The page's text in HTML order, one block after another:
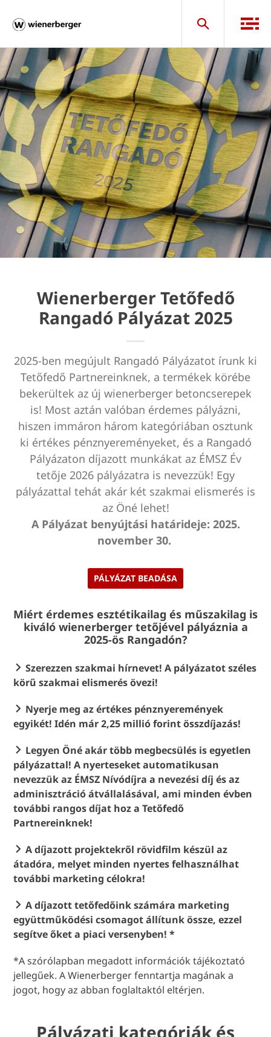
Wienerberger Tetőfedő
Rangadó Pályázat 2025
2025-ben megújult Rangadó Pályázatot írunk ki
Tetőfedő Partnereinknek, a termékek körébe
bekerültek az új wienerberger betoncserepek
is! Most aztán valóban érdemes pályázni,
hiszen immáron három kategóriában osztunk
ki értékes pénznyereményeket, és a Rangadó
Pályázaton díjazott munkákat az ÉMSZ Év
tetője 2026 pályázatra is nevezzük! Egy
pályázattal tehát akár két szakmai elismerés is
az Öné lehet!
A Pályázat benyújtási határideje: 2025.
november 30.
PÁLYÁZAT BEADÁSA
Miért érdemes esztétikailag és műszakilag is
kiváló wienerberger tetőjével pályáznia a
2025-ös Rangadón?
Szerezzen szakmai hírnevet! A pályázatot széles
körű szakmai elismerés övezi!
Nyerje meg az értékes pénznyeremények
egyikét! Idén már 2,25 millió forint összdíjazás!
Legyen Öné akár több megbecsülés is egyetlen
pályázattal! A nyerteseket automatikusan
nevezzük az ÉMSZ Nívódíjra a nevezési díj és az
adminisztráció átvállalásával, ami minden évben
további rangos díjat hoz a Tetőfedő
Partnereinknek!
A díjazott projektekről rövidfilm készül az
átadóra, melyet minden nyertes felhasználhat
további marketing célokra!
A díjazott tetőfedőink számára marketing
együttműködési csomagot állítunk össze, ezzel
segítve őket a piaci versenyben! *
*A szórólapban megadott információk tájékoztató
jellegűek. A Wienerberger fenntartja magának a
jogot, hogy az abban foglaltaktól eltérjen.
Pályázati kategóriák és